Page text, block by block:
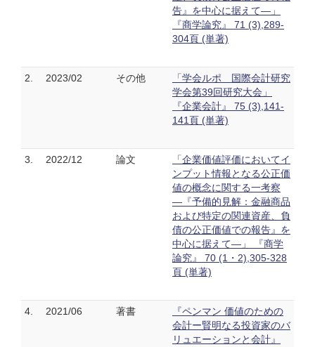
告』を中心に据えて―」
『商学論究』 71 (3),289-
304頁 (単著)
2. 2023/02 その他
「学会ルポ 国際会計研究
学会第39回研究大会」
『企業会計』 75 (3),141-
141頁 (単著)
3. 2022/12 論文
「企業価値評価においてイ
ンプット情報となる公正価
値の概念に関する一考察
―『予備的見解：金融商品
および特定の関連資産、負
債の公正価値での報告』を
中心に据えて―」 『商学
論究』 70 (1・2),305-328
頁 (単著)
4. 2021/06 著書
『ペンマン 価値のための
会計ー賢明なる投資家のバ
リュエーションと会計』